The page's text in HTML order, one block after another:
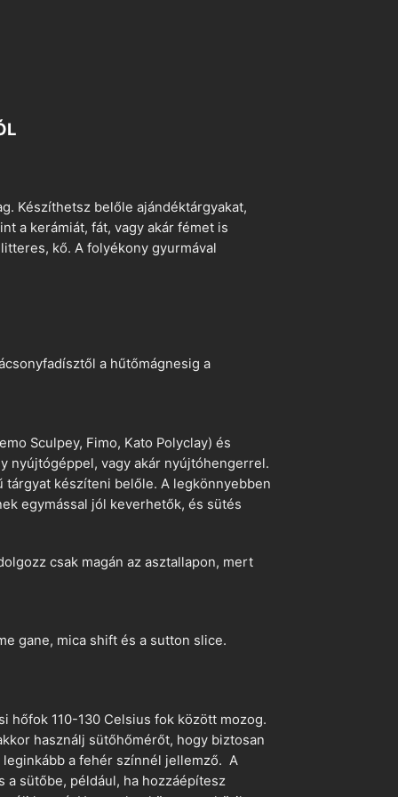
Készíthetsz belőle ajándéktárgyakat,
a kerámiát, fát, vagy akár fémet is
kő. A folyékony gyurmával
a hűtőmágnesig a
Sculpey, Fimo, Kato Polyclay) és
nyújtógéppel, vagy akár nyújtóhengerrel.
készíteni belőle. A legkönnyebben
egymással jól keverhetők, és sütés
csak magán az asztallapon, mert
gane, mica shift és a sutton slice.
hőfok 110-130 Celsius fok között mozog.
használj sütőhőmérőt, hogy biztosan
a fehér színnél jellemző. A
a sütőbe, például, ha hozzáépítesz